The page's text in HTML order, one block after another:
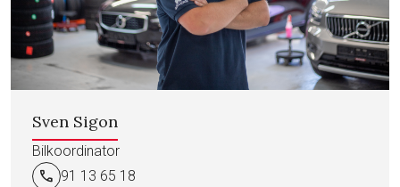
Sven Sigon
Bilkoordinator
call 91 13 65 18